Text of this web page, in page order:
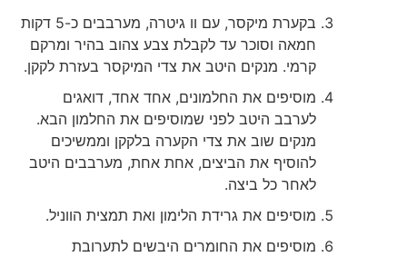
בקערת מיקסר, עם וו גיטרה, מערבבים כ-5 דקות
חמאה וסוכר עד לקבלת צבע צהוב בהיר ומרקם
קרמי. מנקים היטב את צדי המיקסר בעזרת לקקן.
מוסיפים את החלמונים, אחד אחד, דואגים
לערבב היטב לפני שמוסיפים את החלמון הבא.
מנקים שוב את צדי הקערה בלקקן וממשיכים
להוסיף את הביצים, אחת אחת, מערבבים היטב
לאחר כל ביצה.
מוסיפים את גרידת הלימון ואת תמצית הווניל.
מוסיפים את החומרים היבשים לתערובת